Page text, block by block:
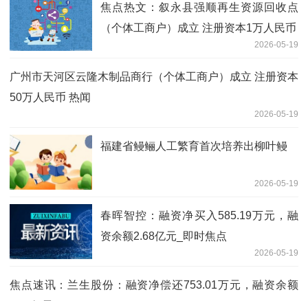
焦点热文：叙永县强顺再生资源回收点
（个体工商户）成立 注册资本1万人民币
2026-05-19
广州市天河区云隆木制品商行（个体工商户）成立 注册资本
50万人民币 热闻
2026-05-19
福建省鳗鲡人工繁育首次培养出柳叶鳗
2026-05-19
春晖智控：融资净买入585.19万元，融
资余额2.68亿元_即时焦点
2026-05-19
焦点速讯：兰生股份：融资净偿还753.01万元，融资余额